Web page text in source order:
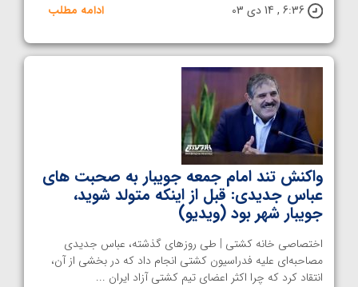
6:36 , 14 دی 03
ادامه مطلب
واکنش تند امام جمعه جویبار به صحبت های
عباس جدیدی: قبل از اینکه متولد شوید،
جویبار شهر بود (ویدیو)
اختصاصی خانه کشتی | طی روزهای گذشته، عباس جدیدی
مصاحبه‌ای علیه فدراسیون کشتی انجام داد که در بخشی از آن،
انتقاد کرد که چرا اکثر اعضای تیم‌ کشتی آزاد ایران ...